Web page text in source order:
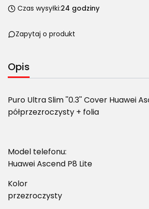
Czas wysyłki:24 godziny
Zapytaj o produkt
Opis
Puro Ultra Slim ''0.3'' Cover Huawei
półprzezroczysty + folia
Model telefonu:
Huawei Ascend P8 Lite
Kolor
przezroczysty